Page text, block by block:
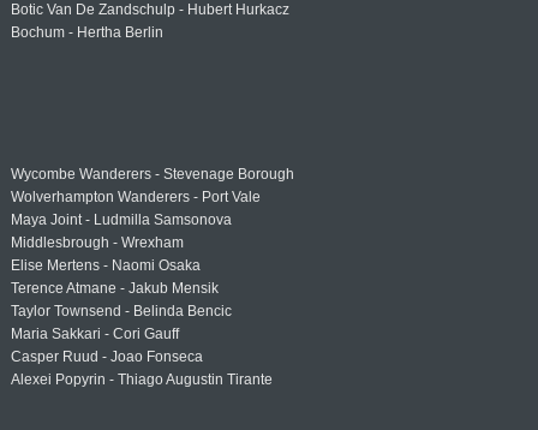
Botic Van De Zandschulp - Hubert Hurkacz
Bochum - Hertha Berlin
Wycombe Wanderers - Stevenage Borough
Wolverhampton Wanderers - Port Vale
Maya Joint - Ludmilla Samsonova
Middlesbrough - Wrexham
Elise Mertens - Naomi Osaka
Terence Atmane - Jakub Mensik
Taylor Townsend - Belinda Bencic
Maria Sakkari - Cori Gauff
Casper Ruud - Joao Fonseca
Alexei Popyrin - Thiago Augustin Tirante